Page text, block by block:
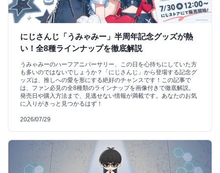
にじさんじ「うみゃみー」半周年記念グッズが熱
い！全8種ラインナップを徹底解説
うみゃみーのハーフアニバーサリー、この日を心待ちにしていた方
も多いのではないでしょうか？「にじさんじ」から登場する記念グ
ッズは、推しへの愛を形にする絶好のチャンスです！この記事で
は、ファン必見の全8種類のラインナップを画像付きで徹底解説。
発売日や購入方法まで、見逃せない情報が満載です。あなたのお気
に入りがきっと見つかるはず！
2026/07/29